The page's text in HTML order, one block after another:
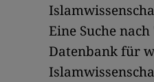
Eine Suche
Datenbank für